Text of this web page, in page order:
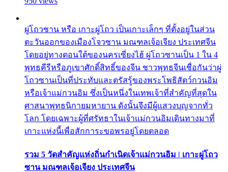
ผู่โถวซาน หรือ เกาะผู่โถว เป็นเกาะเล็กๆ ที่ตั้งอยู่ในส่วน
ตะวันออกของเมืองโจวซาน มณฑลเจ้อเจียง ประเทศจีน
โดยอยู่ทางตอนใต้ของนครเซี่ยงไฮ้ ผู่โถวซานเป็น 1 ใน 4
พุทธคีรีหรือภูเขาศักดิ์สิทธิ์ของจีน ชาวพุทธจีนเชื่อกันว่าผู่
โถวซานเป็นที่ประทับและตรัสรู้ของพระโพธิสัตว์กวนอิม
หรือเจ้าแม่กวนอิม ซึ่งเป็นหนึ่งในเทพเจ้าที่สำคัญที่สุดใน
ศาสนาพุทธนิกายมหายาน ดังนั้นจึงมีผู้แสวงบุญจากทั่ว
โลก โดยเฉพาะผู้ที่ศรัทธาในเจ้าแม่กวนอิมเดินทางมาที่
เกาะแห่งนี้เพื่อสักการะขอพรอยู่โดยตลอด
รวม 5 วัดสำคัญแห่งถิ่นกำเนิดเจ้าแม่กวนอิม | เกาะผู่โถว
ซาน มณฑลเจ้อเจียง ประเทศจีน